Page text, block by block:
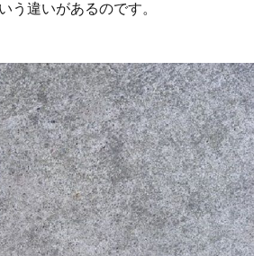
う違いがあるのです。